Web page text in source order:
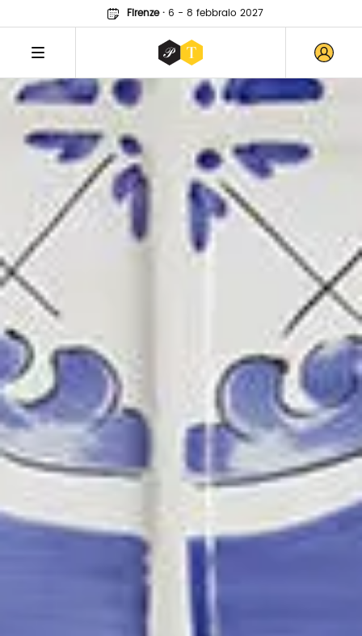
Firenze· 6 - 8 febbraio 2027